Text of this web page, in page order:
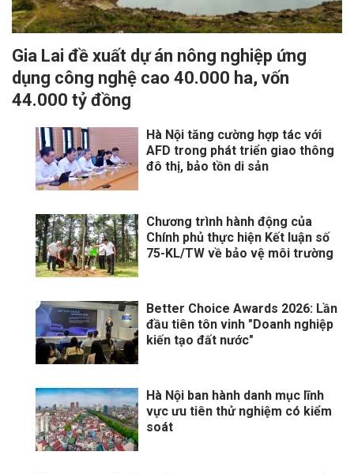
Gia Lai đề xuất dự án nông nghiệp ứng
dụng công nghệ cao 40.000 ha, vốn
44.000 tỷ đồng
Hà Nội tăng cường hợp tác với
AFD trong phát triển giao thông
đô thị, bảo tồn di sản
Chương trình hành động của
Chính phủ thực hiện Kết luận số
75-KL/TW về bảo vệ môi trường
Better Choice Awards 2026: Lần
đầu tiên tôn vinh "Doanh nghiệp
kiến tạo đất nước"
Hà Nội ban hành danh mục lĩnh
vực ưu tiên thử nghiệm có kiểm
soát